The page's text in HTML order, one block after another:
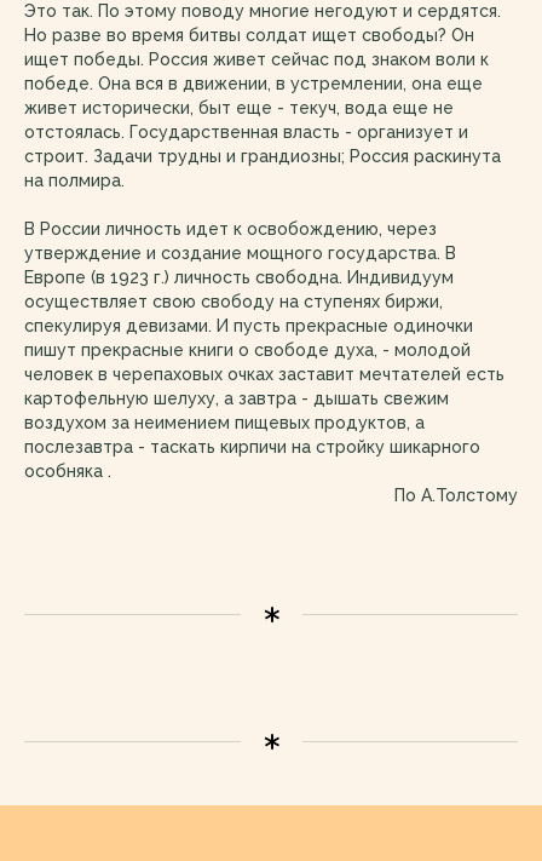
Это так. По этому поводу многие негодуют и сердятся.
Но разве во время битвы солдат ищет свободы? Он
ищет победы. Россия живет сейчас под знаком воли к
победе. Она вся в движении, в устремлении, она еще
живет исторически, быт еще - текуч, вода еще не
отстоялась. Государственная власть - организует и
строит. Задачи трудны и грандиозны; Россия раскинута
на полмира.
В России личность идет к освобождению, через
утверждение и создание мощного государства. В
Европе (в 1923 г.) личность свободна. Индивидуум
осуществляет свою свободу на ступенях биржи,
спекулируя девизами. И пусть прекрасные одиночки
пишут прекрасные книги о свободе духа, - молодой
человек в черепаховых очках заставит мечтателей есть
картофельную шелуху, а завтра - дышать свежим
воздухом за неимением пищевых продуктов, а
послезавтра - таскать кирпичи на стройку шикарного
особняка .
По А.Толстому